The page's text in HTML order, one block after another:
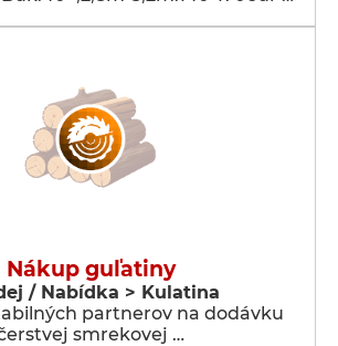
Nákup guľatiny
/ Nabídka > Kulatina
partnerov na dodávku
smrekovej …